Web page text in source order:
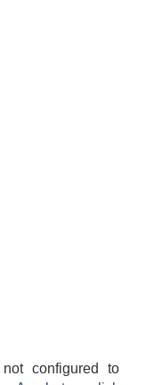
configured to